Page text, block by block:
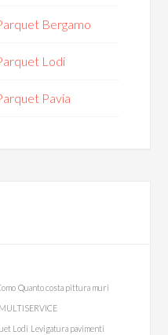
Bergamo
Lodi
Pavia
Quanto costa pittura muri
Lodi Levigatura pavimenti